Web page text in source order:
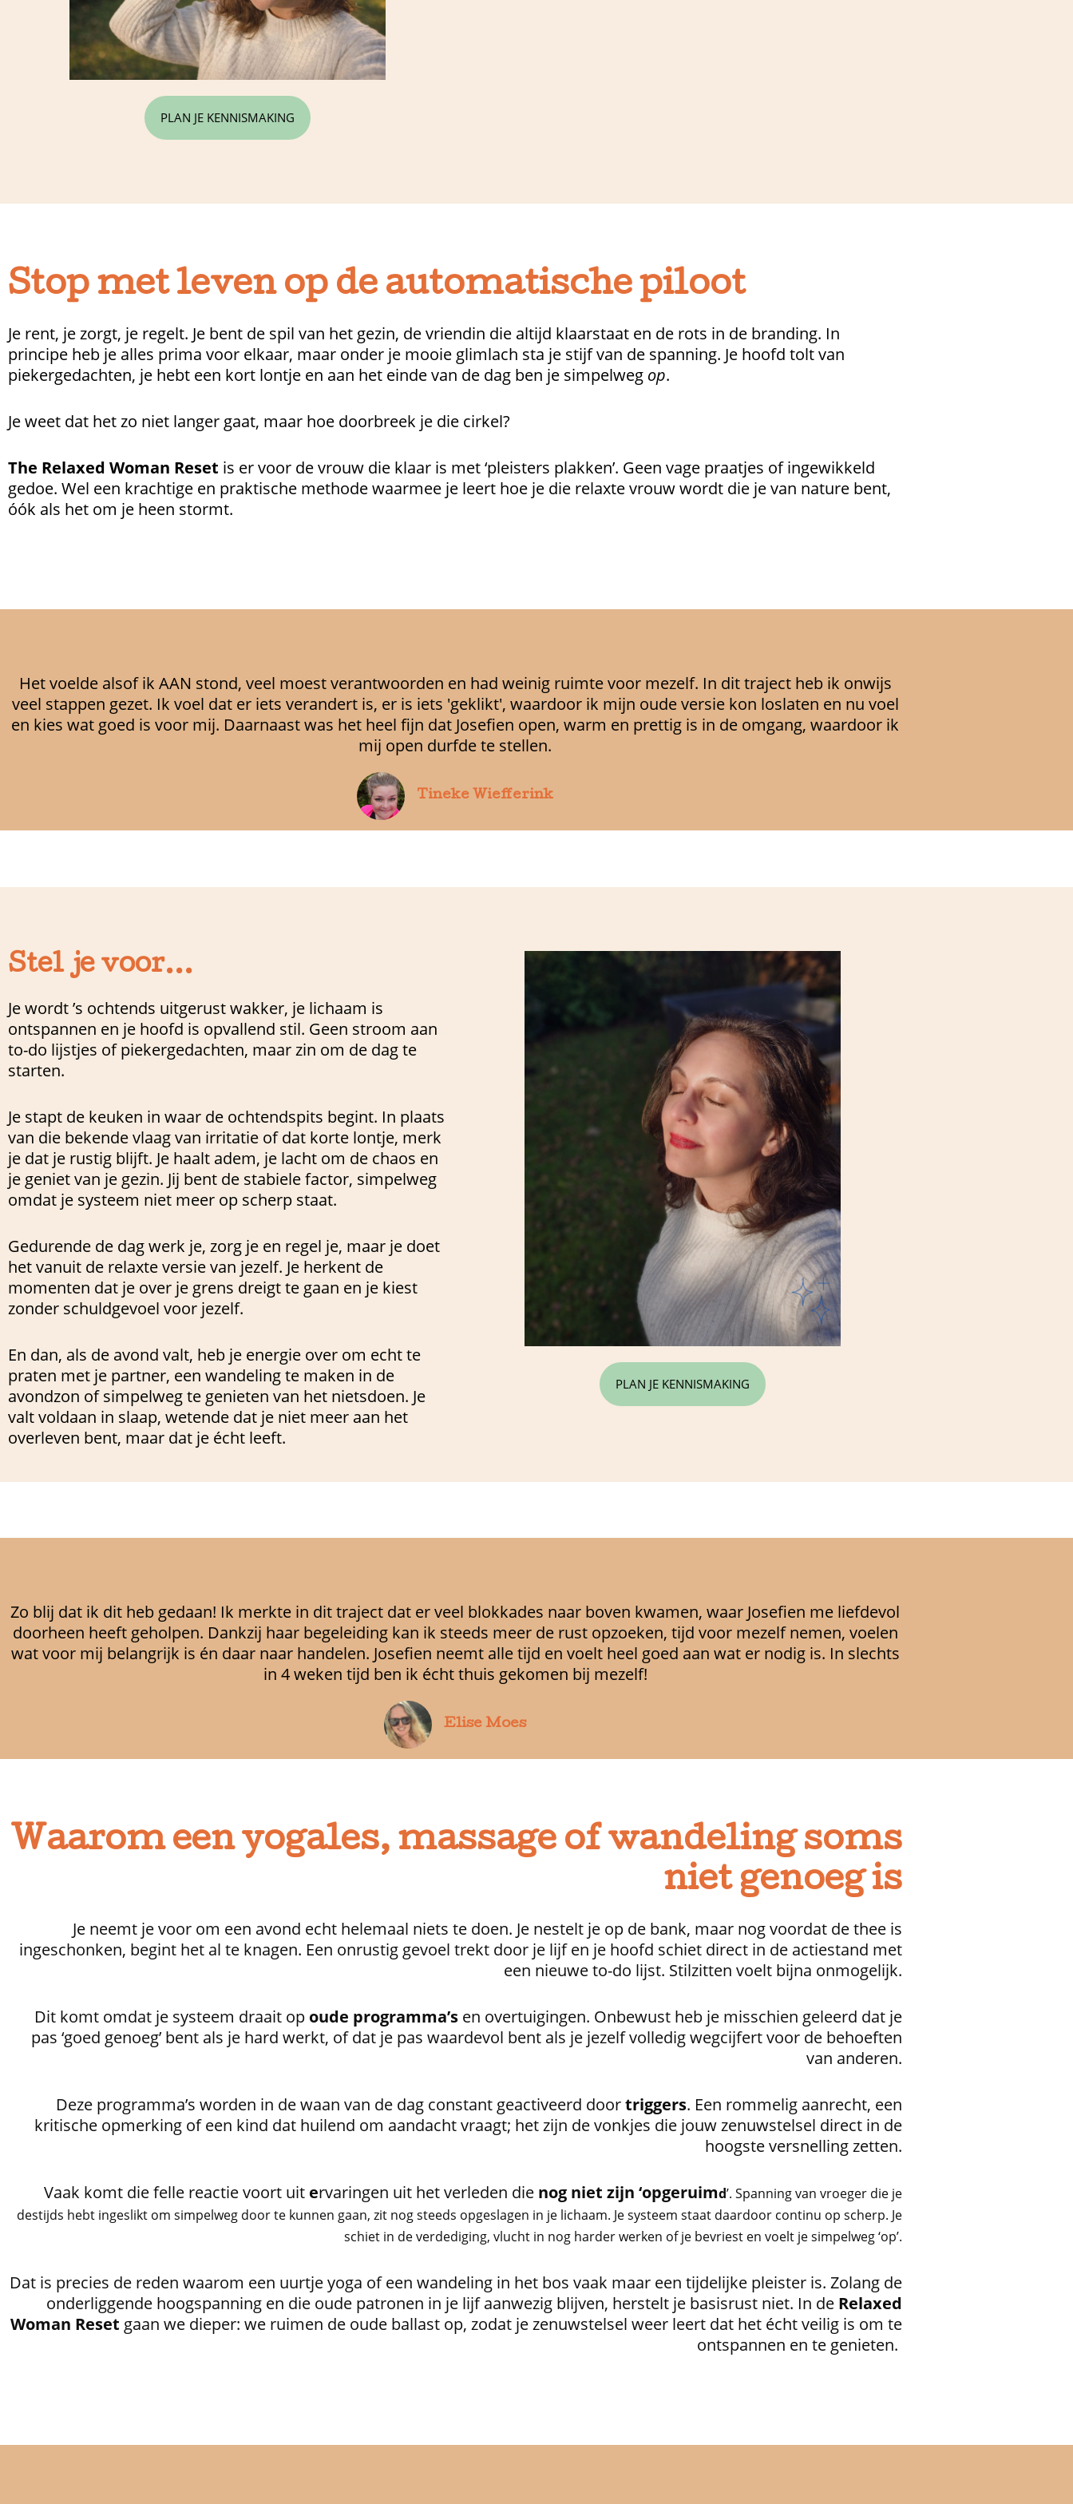
PLAN JE KENNISMAKING
Stop met leven op de automatische piloot
Je rent, je zorgt, je regelt. Je bent de spil van het gezin, de vriendin die altijd klaarstaat en de rots in de branding. In
principe heb je alles prima voor elkaar, maar onder je mooie glimlach sta je stijf van de spanning. Je hoofd tolt van
piekergedachten, je hebt een kort lontje en aan het einde van de dag ben je simpelweg op.
Je weet dat het zo niet langer gaat, maar hoe doorbreek je die cirkel?
The Relaxed Woman Reset is er voor de vrouw die klaar is met ‘pleisters plakken’. Geen vage praatjes of ingewikkeld
gedoe. Wel een krachtige en praktische methode waarmee je leert hoe je die relaxte vrouw wordt die je van nature bent,
óók als het om je heen stormt.
Het voelde alsof ik AAN stond, veel moest verantwoorden en had weinig ruimte voor mezelf. In dit traject heb ik onwijs
veel stappen gezet. Ik voel dat er iets verandert is, er is iets 'geklikt', waardoor ik mijn oude versie kon loslaten en nu voel
en kies wat goed is voor mij. Daarnaast was het heel fijn dat Josefien open, warm en prettig is in de omgang, waardoor ik
mij open durfde te stellen.
Tineke Wiefferink
Stel je voor...
Je wordt ’s ochtends uitgerust wakker, je lichaam is
ontspannen en je hoofd is opvallend stil. Geen stroom aan
to-do lijstjes of piekergedachten, maar zin om de dag te
starten.
Je stapt de keuken in waar de ochtendspits begint. In plaats
van die bekende vlaag van irritatie of dat korte lontje, merk
je dat je rustig blijft. Je haalt adem, je lacht om de chaos en
je geniet van je gezin. Jij bent de stabiele factor, simpelweg
omdat je systeem niet meer op scherp staat.
Gedurende de dag werk je, zorg je en regel je, maar je doet
het vanuit de relaxte versie van jezelf. Je herkent de
momenten dat je over je grens dreigt te gaan en je kiest
zonder schuldgevoel voor jezelf.
En dan, als de avond valt, heb je energie over om echt te
praten met je partner, een wandeling te maken in de
avondzon of simpelweg te genieten van het nietsdoen. Je
valt voldaan in slaap, wetende dat je niet meer aan het
overleven bent, maar dat je écht leeft.
PLAN JE KENNISMAKING
Zo blij dat ik dit heb gedaan! Ik merkte in dit traject dat er veel blokkades naar boven kwamen, waar Josefien me liefdevol
doorheen heeft geholpen. Dankzij haar begeleiding kan ik steeds meer de rust opzoeken, tijd voor mezelf nemen, voelen
wat voor mij belangrijk is én daar naar handelen. Josefien neemt alle tijd en voelt heel goed aan wat er nodig is. In slechts
in 4 weken tijd ben ik écht thuis gekomen bij mezelf!
Elise Moes
Waarom een yogales, massage of wandeling soms
niet genoeg is
Je neemt je voor om een avond echt helemaal niets te doen. Je nestelt je op de bank, maar nog voordat de thee is
ingeschonken, begint het al te knagen. Een onrustig gevoel trekt door je lijf en je hoofd schiet direct in de actiestand met
een nieuwe to-do lijst. Stilzitten voelt bijna onmogelijk.
Dit komt omdat je systeem draait op oude programma’s en overtuigingen. Onbewust heb je misschien geleerd dat je
pas ‘goed genoeg’ bent als je hard werkt, of dat je pas waardevol bent als je jezelf volledig wegcijfert voor de behoeften
van anderen.
Deze programma’s worden in de waan van de dag constant geactiveerd doortriggers. Een rommelig aanrecht, een
kritische opmerking of een kind dat huilend om aandacht vraagt; het zijn de vonkjes die jouw zenuwstelsel direct in de
hoogste versnelling zetten.
Vaak komt die felle reactie voort uit ervaringen uit het verleden die nog niet zijn ‘opgeruimd’. Spanning van vroeger die je
destijds hebt ingeslikt om simpelweg door te kunnen gaan, zit nog steeds opgeslagen in je lichaam. Je systeem staat daardoor continu op scherp. Je
schiet in de verdediging, vlucht in nog harder werken of je bevriest en voelt je simpelweg ‘op’.
Dat is precies de reden waarom een uurtje yoga of een wandeling in het bos vaak maar een tijdelijke pleister is. Zolang de
onderliggende hoogspanning en die oude patronen in je lijf aanwezig blijven, herstelt je basisrust niet. In de Relaxed
Woman Reset gaan we dieper: we ruimen de oude ballast op, zodat je zenuwstelsel weer leert dat het écht veilig is om te
ontspannen en te genieten.